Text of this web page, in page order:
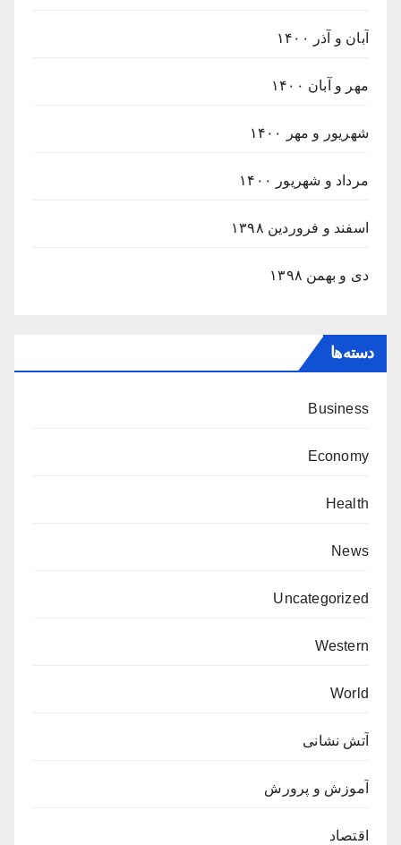
آبان و آذر ۱۴۰۰
مهر و آبان ۱۴۰۰
شهریور و مهر ۱۴۰۰
مرداد و شهریور ۱۴۰۰
اسفند و فروردین ۱۳۹۸
دی و بهمن ۱۳۹۸
دسته‌ها
Business
Economy
Health
News
Uncategorized
Western
World
آتش نشانی
آموزش و پرورش
اقتصاد